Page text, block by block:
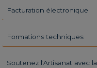
Facturation électronique
Formations techniques
Soutenez l'Artisanat avec la